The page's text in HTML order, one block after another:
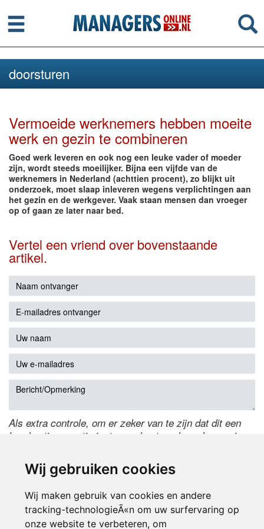
Wij gebruiken cookies
Wij maken gebruik van cookies en andere
tracking-technologieÃ«n om uw surfervaring op
onze website te verbeteren, om
Menu
doorsturen
Vermoeide werknemers hebben moeite
werk en gezin te combineren
Goed werk leveren en ook nog een leuke vader of moeder
zijn, wordt steeds moeilijker. Bijna een vijfde van de
werknemers in Nederland (achttien procent), zo blijkt uit
onderzoek, moet slaap inleveren wegens verplichtingen aan
het gezin en de werkgever. Vaak staan mensen dan vroeger
op of gaan ze later naar bed.
Vertel een vriend over bovenstaande
artikel.
Als extra controle, om er zeker van te zijn dat dit een
handmatige reactie is, typ onderstaande code over in
de code te wijzigen.